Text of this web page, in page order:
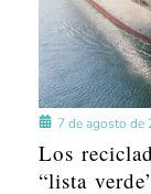
7 de agosto de
Los
“lista